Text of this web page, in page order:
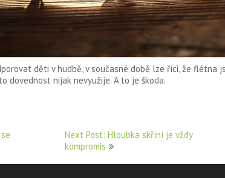
děti v hudbě, v současné době lze říci, že
dovednost nijak nevyužije. A to je škoda.
Next Post: Hloubka skříní je vždy
kompromis